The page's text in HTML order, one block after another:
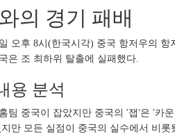
의 경기 패배
오후 8시(한국시각) 중국 항저우의
은 조 최하위 탈출에 실패했다.
용 분석
팀 중국이 잡았지만 중국의 '잽'은 '카
만 모든 실점이 중국의 실수에서 비롯